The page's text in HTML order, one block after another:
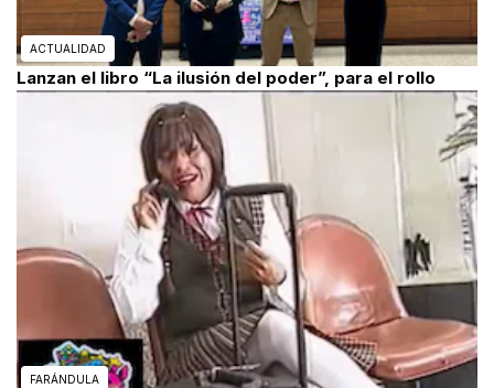
ACTUALIDAD
Lanzan el libro “La ilusión del poder”, para el rollo
FARÁNDULA